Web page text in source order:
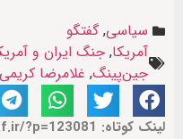
سیاسی,گفتگو
آمریکا, جنگ ایران و
جین‌پینگ, غلامرضا کریمی
لینک کوتاه: https://iraf.ir/?p=123081